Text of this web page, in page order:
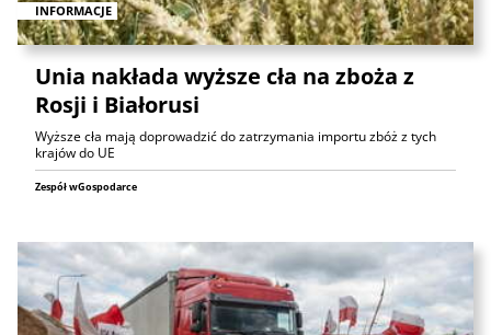
INFORMACJE
Unia nakłada wyższe cła na zboża z
Rosji i Białorusi
Wyższe cła mają doprowadzić do zatrzymania importu zbóż z tych
krajów do UE
Zespół wGospodarce